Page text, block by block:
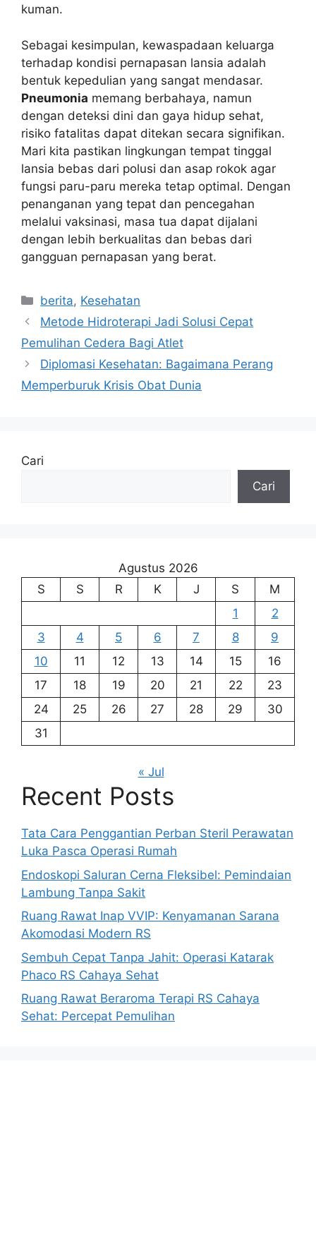
kuman.
Sebagai kesimpulan, kewaspadaan keluarga
terhadap kondisi pernapasan lansia adalah
bentuk kepedulian yang sangat mendasar.
Pneumonia memang berbahaya, namun
dengan deteksi dini dan gaya hidup sehat,
risiko fatalitas dapat ditekan secara signifikan.
Mari kita pastikan lingkungan tempat tinggal
lansia bebas dari polusi dan asap rokok agar
fungsi paru-paru mereka tetap optimal. Dengan
penanganan yang tepat dan pencegahan
melalui vaksinasi, masa tua dapat dijalani
dengan lebih berkualitas dan bebas dari
gangguan pernapasan yang berat.
Kategori
berita, Kesehatan
Metode Hidroterapi Jadi Solusi Cepat
Pemulihan Cedera Bagi Atlet
Diplomasi Kesehatan: Bagaimana Perang
Memperburuk Krisis Obat Dunia
Cari
Cari
Agustus 2026
S
S R K J S
M
1
2
3
4 5 6 7 8
9
10
11 12 13 14 15
16
17
18 19 20 21 22
23
24
25 26 27 28 29
30
31
« Jul
Recent Posts
Tata Cara Penggantian Perban Steril Perawatan
Luka Pasca Operasi Rumah
Endoskopi Saluran Cerna Fleksibel: Pemindaian
Lambung Tanpa Sakit
Ruang Rawat Inap VVIP: Kenyamanan Sarana
Akomodasi Modern RS
Sembuh Cepat Tanpa Jahit: Operasi Katarak
Phaco RS Cahaya Sehat
Ruang Rawat Beraroma Terapi RS Cahaya
Sehat: Percepat Pemulihan